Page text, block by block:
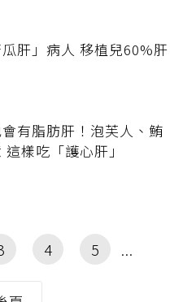
肝」病人 移植兒60%肝
有脂肪肝！泡芙人、鮪
樣吃「護心肝」
4 5